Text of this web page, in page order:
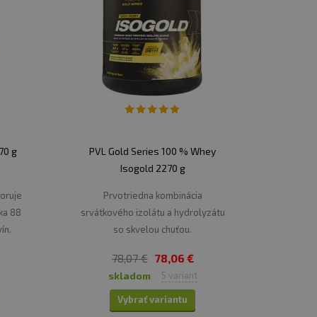
ráno po dlhom spánku. Pomáha
a regeneráciu.
hydrolyzát je ľahko stráviteľný a
robí ideálny zdroj bielkovín, keď
g
88
PVL Gold Series 100 % Whey
Isogold 2270 g
Prvotriedna kombinácia
srvátkového izolátu a hydrolyzátu
so skvelou chuťou.
78,07 € 78,06 €
skladom 5 variant
Vybrať variantu